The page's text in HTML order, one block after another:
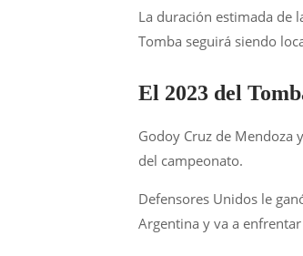
La duración estimada de
Tomba seguirá siendo
El 2023 del
Godoy Cruz de Mendoza
del campeonato.
Defensores Unidos le
Argentina y va a